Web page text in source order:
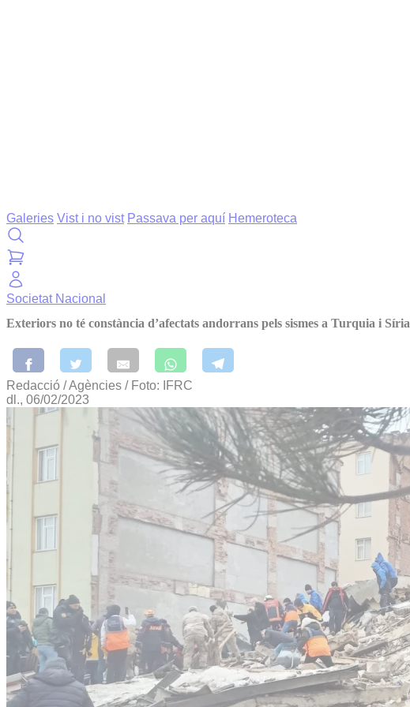
Galeries Vist i no vist Passava per aquí Hemeroteca
Societat Nacional
Exteriors no té constància d’afectats andorrans pels sismes a Turquia i Síria
Redacció / Agències / Foto: IFRC
dl., 06/02/2023